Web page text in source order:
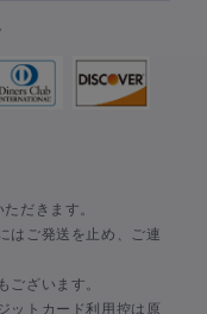
だきます。
はご発送を止め、ご連
ございます。
ットカード利用控は原